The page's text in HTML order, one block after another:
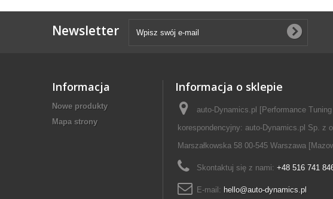
Newsletter
Informacja
Nowe produkty
Mapa strony
Informacja o sklepie
auto-Dynamics.pl [Performance
korespondencyjny: auto-Dynamics.pl Sp. z
Marszałkowska 58 00-545 Warszawa
Skontaktuj się z nami: +48 516 741
E-mail: hello@auto-dynamics.pl